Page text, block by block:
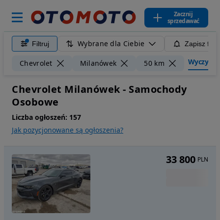
Zacznij
sprzedawać
Filtruj Wybrane dla Ciebie Zapisz
Chevrolet Milanówek 50 km Wyczyść
Chevrolet Milanówek - Samochody
Osobowe
Liczba ogłoszeń: 157
Jak pozycjonowane są ogłoszenia?
33 800 PLN